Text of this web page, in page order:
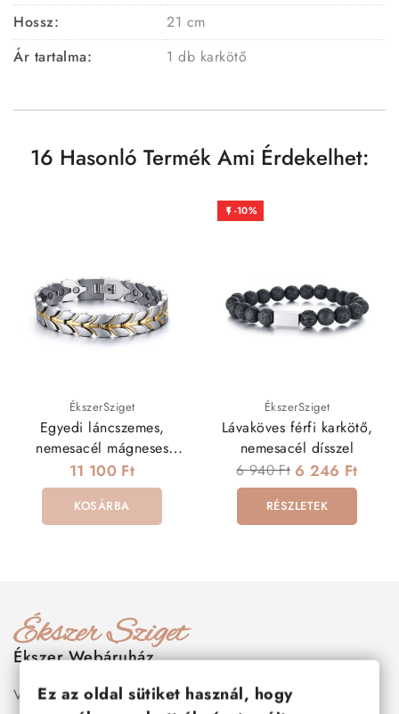
Hossz:
21 cm
Ár tartalma:
1 db karkötő
16 Hasonló Termék Ami Érdekelhet:
ÉkszerSziget
Egyedi láncszemes,
nemesacél mágneses
karkötő
11 100 Ft
KOSÁRBA
 -10%
ÉkszerSziget
Lávaköves férfi karkötő,
nemesacél dísszel
6 940 Ft 6 246 Ft
RÉSZLETEK
Ékszer Webáruház
Válogass több száz prémium minőségű, stílusos és tartós
Ez az oldal sütiket használ, hogy